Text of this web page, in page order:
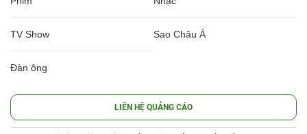
TV Show Sao Châu Á
Đàn ông
LIÊN HỆ QUẢNG CÁO